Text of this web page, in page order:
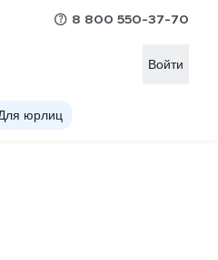
8 800 550-37-70
Войти
юрлиц